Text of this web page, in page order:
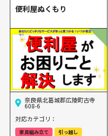
便利屋ぬくもり
奈良県北葛城郡広陵町古寺
608-6
対応カテゴリ：
家具組み立て
引っ越し